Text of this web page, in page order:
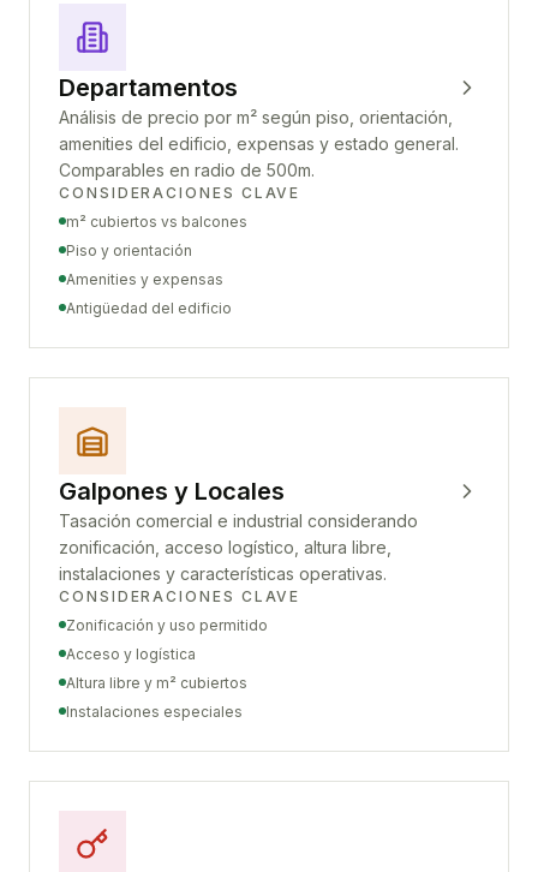
Departamentos
Análisis de precio por m² según piso, orientación,
amenities del edificio, expensas y estado general.
Comparables en radio de 500m.
CONSIDERACIONES CLAVE
m² cubiertos vs balcones
Piso y orientación
Amenities y expensas
Antigüedad del edificio
Galpones y Locales
Tasación comercial e industrial considerando
zonificación, acceso logístico, altura libre,
instalaciones y características operativas.
CONSIDERACIONES CLAVE
Zonificación y uso permitido
Acceso y logística
Altura libre y m² cubiertos
Instalaciones especiales